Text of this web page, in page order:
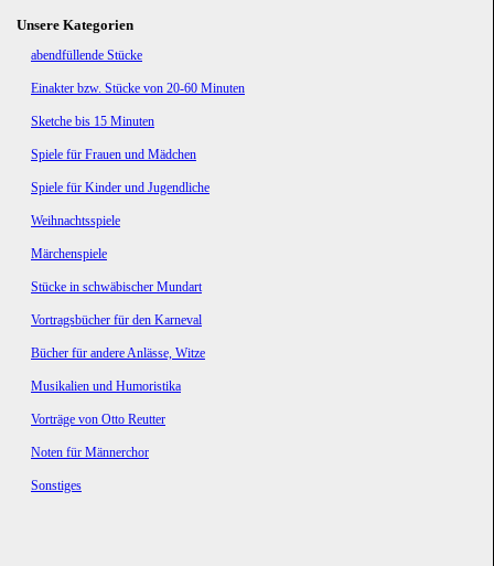
Unsere Kategorien
Navigation
abendfüllende Stücke
Einakter bzw. Stücke von 20-60 Minuten
Sketche bis 15 Minuten
Spiele für Frauen und Mädchen
Spiele für Kinder und Jugendliche
Weihnachtsspiele
Märchenspiele
Stücke in schwäbischer Mundart
Vortragsbücher für den Karneval
Bücher für andere Anlässe, Witze
Musikalien und Humoristika
Vorträge von Otto Reutter
Noten für Männerchor
Sonstiges